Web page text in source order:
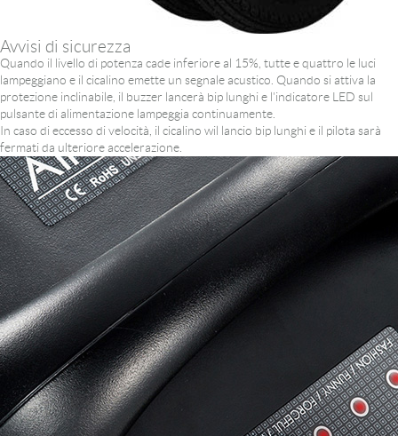
Avvisi di sicurezza
Quando il livello di potenza cade inferiore al 15%, tutte e quattro le luci
lampeggiano e il cicalino emette un segnale acustico. Quando si attiva la
protezione inclinabile, il buzzer lancerà bip lunghi e l'indicatore LED sul
pulsante di alimentazione lampeggia continuamente.
In caso di eccesso di velocità, il cicalino wil lancio bip lunghi e il pilota sarà
fermati da ulteriore accelerazione.